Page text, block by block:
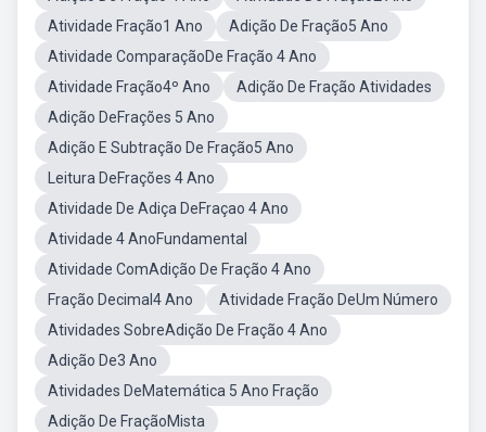
Atividade Fração1 Ano
Adição De Fração5 Ano
Atividade ComparaçãoDe Fração 4 Ano
Atividade Fração4º Ano
Adição De Fração Atividades
Adição DeFrações 5 Ano
Adição E Subtração De Fração5 Ano
Leitura DeFrações 4 Ano
Atividade De Adiça DeFraçao 4 Ano
Atividade 4 AnoFundamental
Atividade ComAdição De Fração 4 Ano
Fração Decimal4 Ano
Atividade Fração DeUm Número
Atividades SobreAdição De Fração 4 Ano
Adição De3 Ano
Atividades DeMatemática 5 Ano Fração
Adição De FraçãoMista